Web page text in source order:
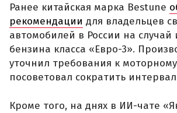
Ранее китайская марка Bestune
рекомендации для владельцев
автомобилей в России на случай
бензина класса «Евро-3».
уточнил требования к
посоветовал сократить
Кроме того, на днях в ИИ-чате